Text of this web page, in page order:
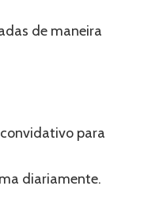
de maneira
para
diariamente.